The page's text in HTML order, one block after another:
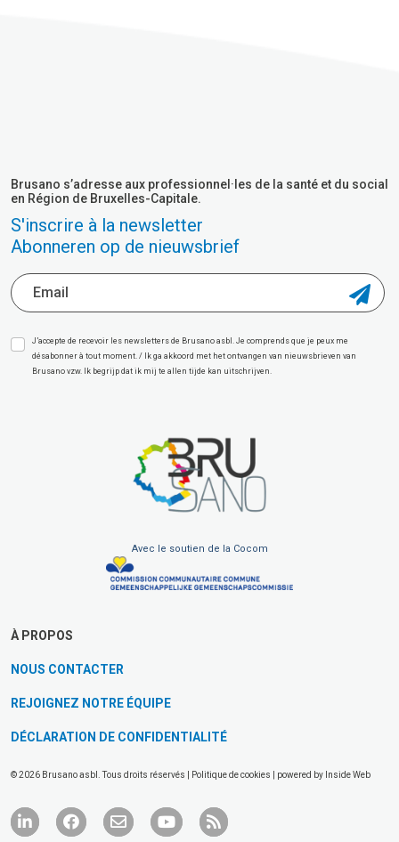
Brusano s’adresse aux professionnel·les de la santé et du social
en Région de Bruxelles-Capitale.
S'inscrire à la newsletter
Abonneren op de nieuwsbrief
J’accepte de recevoir les newsletters de Brusano asbl. Je comprends que je peux me
désabonner à tout moment. / Ik ga akkoord met het ontvangen van nieuwsbrieven van
Brusano vzw. Ik begrijp dat ik mij te allen tijde kan uitschrijven.
Avec le soutien de la Cocom
À PROPOS
NOUS CONTACTER
REJOIGNEZ NOTRE ÉQUIPE
DÉCLARATION DE CONFIDENTIALITÉ
© 2026 Brusano asbl. Tous droits réservés | Politique de cookies | powered by Inside Web